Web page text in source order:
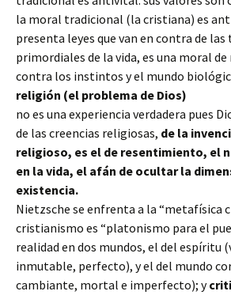
la moral tradicional (la cristiana) es
presenta leyes que van en contra de las
primordiales de la vida, es una moral
contra los instintos y el mundo
religión (el problema de Dios)
no es una experiencia verdadera pues
de las creencias religiosas, de la
religioso, es el de resentimiento, el
en la vida, el afán de ocultar la
existencia.
Nietzsche se enfrenta a la “metafísica
cristianismo es “platonismo para el
realidad en dos mundos, el del espíritu
inmutable, perfecto), y el del mundo
cambiante, mortal e imperfecto); y